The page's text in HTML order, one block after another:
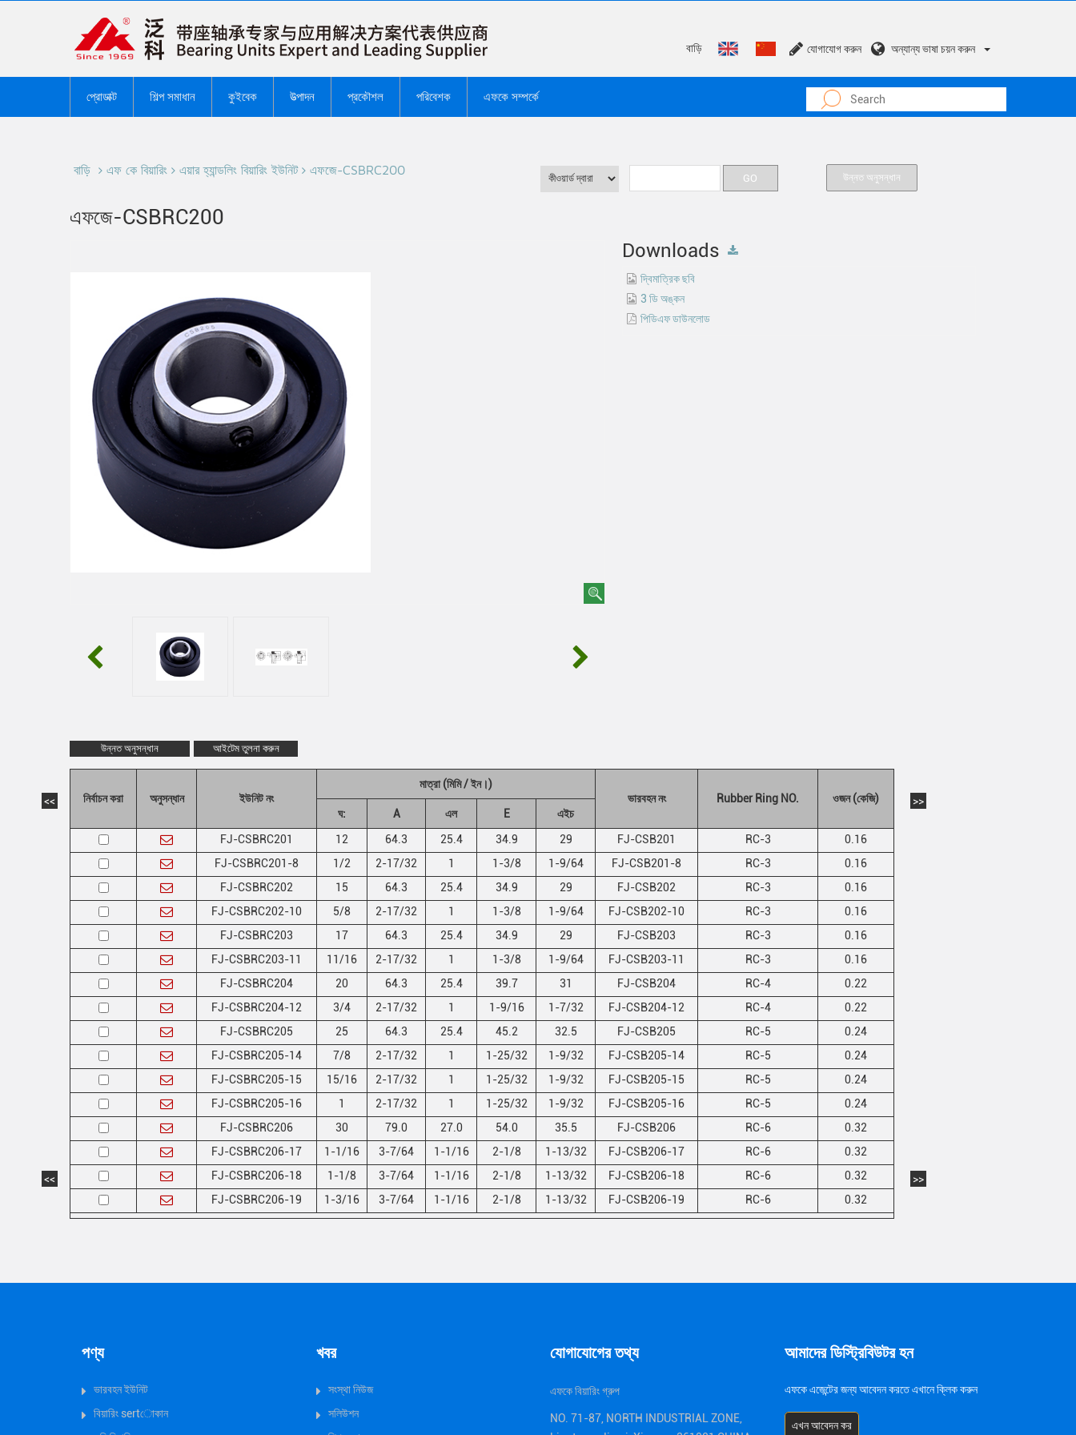
বাড়ি যোগাযোগ করুন অন্যান্য ভাষা চয়ন করুন
প্রোডাক্ট শিল্প সমাধান কুইবেক উত্পাদন প্রকৌশল পরিবেশক এফকে সম্পর্কে
বাড়ি এফ কে বিয়ারিং এয়ার হ্যান্ডলিং বিয়ারিং ইউনিট এফজে-CSBRC200
উন্নত অনুসন্ধান
এফজে-CSBRC200
Downloads
দ্বিমাত্রিক ছবি
3 ডি অঙ্কন
পিডিএফ ডাউনলোড
উন্নত অনুসন্ধান আইটেম তুলনা করুন
>>
<< নির্বাচন করা অনুসন্ধান ইউনিট নং
মাত্রা (মিমি / ইন।)
ভারবহন নং
Rubber Ring NO.
ওজন (কেজি)
ঘ:
A এল E
এইচ
FJ-CSBRC201
12 64.3 25.4 34.9 29 FJ-CSB201 RC-3
0.16
FJ-CSBRC201-8
1/2 2-17/32 1 1-3/8 1-9/64 FJ-CSB201-8 RC-3
0.16
FJ-CSBRC202
15 64.3 25.4 34.9 29 FJ-CSB202 RC-3
0.16
FJ-CSBRC202-10
5/8 2-17/32 1 1-3/8 1-9/64 FJ-CSB202-10 RC-3
0.16
FJ-CSBRC203
17 64.3 25.4 34.9 29 FJ-CSB203 RC-3
0.16
FJ-CSBRC203-11
11/16 2-17/32 1 1-3/8 1-9/64 FJ-CSB203-11 RC-3
0.16
FJ-CSBRC204
20 64.3 25.4 39.7 31 FJ-CSB204 RC-4
0.22
FJ-CSBRC204-12
3/4 2-17/32 1 1-9/16 1-7/32 FJ-CSB204-12 RC-4
0.22
FJ-CSBRC205
25 64.3 25.4 45.2 32.5 FJ-CSB205 RC-5
0.24
FJ-CSBRC205-14
7/8 2-17/32 1 1-25/32 1-9/32 FJ-CSB205-14 RC-5
0.24
FJ-CSBRC205-15
15/16 2-17/32 1 1-25/32 1-9/32 FJ-CSB205-15 RC-5
0.24
FJ-CSBRC205-16
1 2-17/32 1 1-25/32 1-9/32 FJ-CSB205-16 RC-5
0.24
FJ-CSBRC206
30 79.0 27.0 54.0 35.5 FJ-CSB206 RC-6
0.32
FJ-CSBRC206-17
1-1/16 3-7/64 1-1/16 2-1/8 1-13/32 FJ-CSB206-17 RC-6
0.32
FJ-CSBRC206-18
1-1/8 3-7/64 1-1/16 2-1/8 1-13/32 FJ-CSB206-18 RC-6
0.32
FJ-CSBRC206-19
1-3/16 3-7/64 1-1/16 2-1/8 1-13/32 FJ-CSB206-19 RC-6 0.32
>>
<<
পণ্য
ভারবহন ইউনিট
বিয়ারিং sertোকান
খবর
সংস্থা নিউজ
সলিউশন
যোগাযোগের তথ্য
এফকে বিয়ারিং গ্রুপ
NO. 71-87, NORTH INDUSTRIAL ZONE,
আমাদের ডিস্ট্রিবিউটর হন
এফকে এজেন্টের জন্য আবেদন করতে এখানে ক্লিক করুন
এখন আবেদন কর